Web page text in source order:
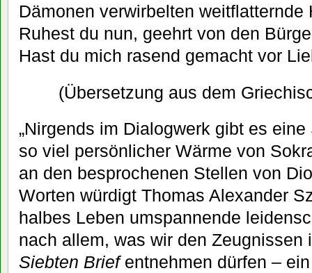
Dämonen verwirbelten weitflatternde
Ruhest du nun, geehrt von den
Hast du mich rasend gemacht vor
(Übersetzung aus dem
„Nirgends im Dialogwerk gibt es
so viel persönlicher Wärme von
an den besprochenen Stellen von
Worten würdigt Thomas Alexander
halbes Leben umspannende
nach allem, was wir den Zeugnissen
Siebten Briefentnehmen dürfen –